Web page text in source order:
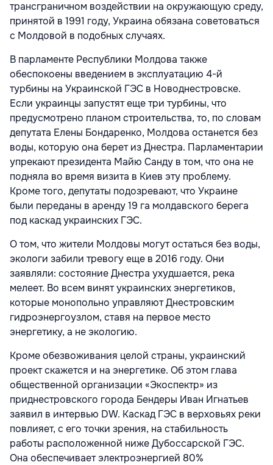
трансграничном воздействии на окружающую среду,
принятой в 1991 году, Украина обязана советоваться
с Молдовой в подобных случаях.
В парламенте Республики Молдова также
обеспокоены введением в эксплуатацию 4-й
турбины на Украинской ГЭС в Новоднестровске.
Если украинцы запустят еще три турбины, что
предусмотрено планом строительства, то, по словам
депутата Елены Бондаренко, Молдова останется без
воды, которую она берет из Днестра. Парламентарии
упрекают президента Майю Санду в том, что она не
подняла во время визита в Киев эту проблему.
Кроме того, депутаты подозревают, что Украине
были переданы в аренду 19 га молдавского берега
под каскад украинских ГЭС.
О том, что жители Молдовы могут остаться без воды,
экологи забили тревогу еще в 2016 году. Они
заявляли: состояние Днестра ухудшается, река
мелеет. Во всем винят украинских энергетиков,
которые монопольно управляют Днестровским
гидроэнергоузлом, ставя на первое место
энергетику, а не экологию.
Кроме обезвоживания целой страны, украинский
проект скажется и на энергетике. Об этом глава
общественной организации «Экоспектр» из
приднестровского города Бендеры Иван Игнатьев
заявил в интервью DW. Каскад ГЭС в верховьях реки
повлияет, с его точки зрения, на стабильность
работы расположенной ниже Дубоссарской ГЭС.
Она обеспечивает электроэнергией 80%